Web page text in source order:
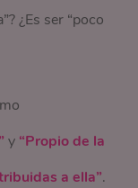
¿Es ser “poco
y “Propio de la
a ella”.